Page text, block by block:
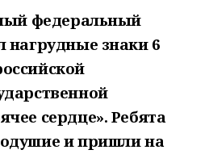
федеральный
нагрудные знаки 6
сердце». Ребята
и пришли на